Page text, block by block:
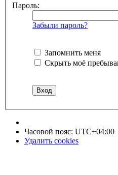
Пароль:
Забыли пароль?
Запомнить меня
Скрыть моё
Часовой пояс: UTC+04:00
Удалить cookies